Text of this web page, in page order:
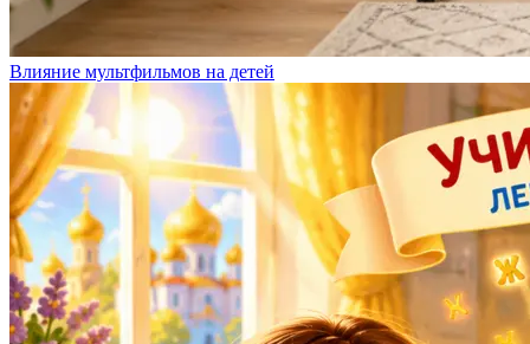
Влияние мультфильмов на детей